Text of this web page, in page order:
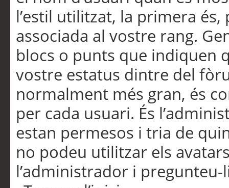
l’estil utilitzat, la primera
associada al vostre rang.
blocs o punts que indiquen
vostre estatus dintre del
normalment més gran, és
per cada usuari. És
estan permesos i tria de
no podeu utilitzar els
l’administrador i pregunteu-